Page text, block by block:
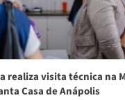
realiza visita técnica na
Casa de Anápolis